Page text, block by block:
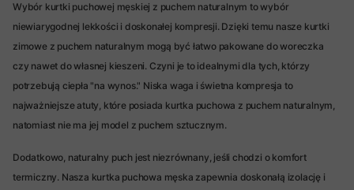
Wybór kurtki puchowej męskiej z puchem naturalnym to wybór
niewiarygodnej lekkości i doskonałej kompresji. Dzięki temu nasze kurtki
zimowe z puchem naturalnym mogą być łatwo pakowane do woreczka
czy nawet do własnej kieszeni. Czyni je to idealnymi dla tych, którzy
potrzebują ciepła "na wynos." Niska waga i świetna kompresja to
najważniejsze atuty, które posiada kurtka puchowa z puchem naturalnym,
natomiast nie ma jej model z puchem sztucznym.
Dodatkowo, naturalny puch jest niezrównany, jeśli chodzi o komfort
termiczny. Nasza kurtka puchowa męska zapewnia doskonałą izolację i